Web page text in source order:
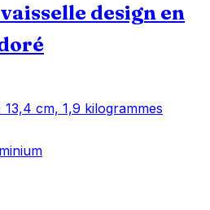
design en
cm, 1,9 kilogrammes